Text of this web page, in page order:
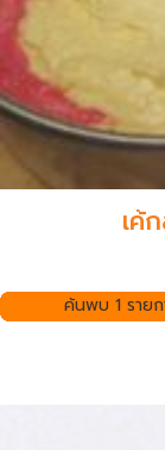
เค้
ค้นพบ 1 รายก